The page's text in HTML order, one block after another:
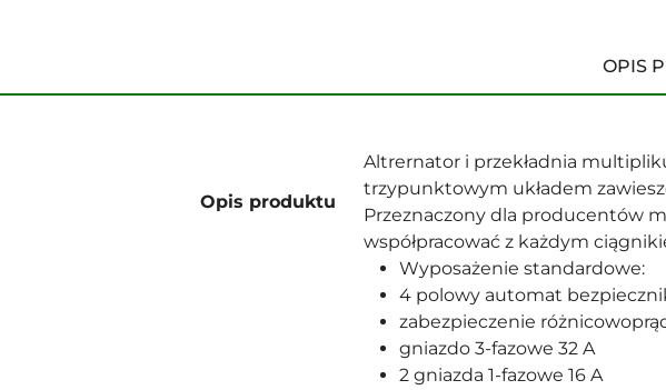
OPIS
Opis produktu
Altrernator i przekładnia
trzypunktowym układem
Przeznaczony dla producentów
współpracować z każdym
Wyposażenie standardowe:
4 polowy automat
zabezpieczenie
gniazdo 3-fazowe 32 A
2 gniazda 1-fazowe 16 A